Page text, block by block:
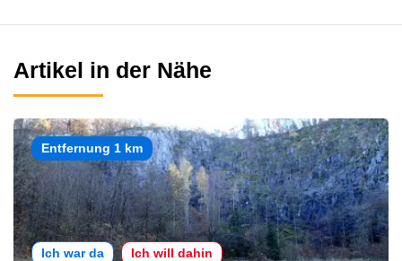
Artikel in der Nähe
Entfernung 1 km
Ich war da Ich will dahin